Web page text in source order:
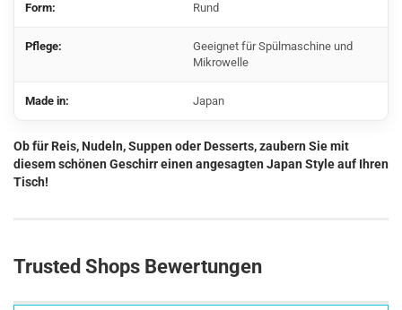
Form: Rund
Pflege:
Geeignet für Spülmaschine und
Mikrowelle
Made in: Japan
Ob für Reis, Nudeln, Suppen oder Desserts, zaubern Sie mit
diesem schönen Geschirr einen angesagten Japan Style auf Ihren
Tisch!
Trusted Shops Bewertungen